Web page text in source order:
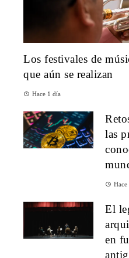
Los festivales de
que aún se realizan
Hace 1 día
las
Hace
El
en